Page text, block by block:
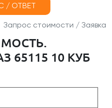
/ ОТВЕТ
Запрос стоимости / Заявка
65115 10 КУБ